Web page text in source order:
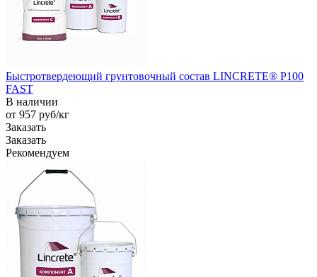
Быстротвердеющий грунтовочный состав LINCRETE® P100
FAST
В наличии
от 957 руб/кг
Заказать
Заказать
Рекомендуем